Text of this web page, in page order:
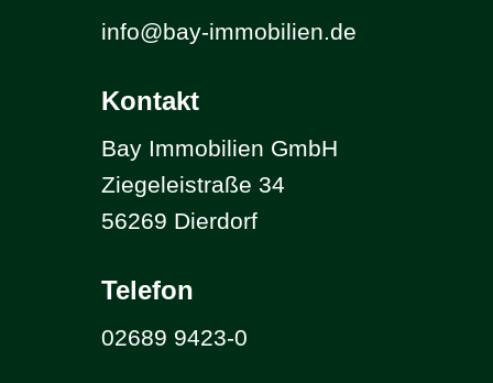
info@bay-immobilien.de
Kontakt
Bay Immobilien GmbH
Ziegeleistraße 34
56269 Dierdorf
Telefon
02689 9423-0